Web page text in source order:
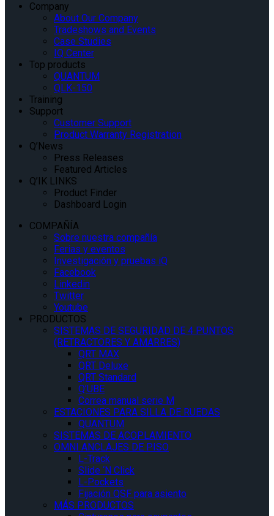
Company
About Our Company
Tradeshows and Events
Case Studies
IQ Center
Top products
QUANTUM
QLK-150
Training
Support
Customer Support
Product Warranty Registration
Q’News
Press Releases
Featured Articles
Q’IK LINKS
Product Finder
Dashboard Login
COMPAÑÍA
Sobre nuestra compañía
Ferias y eventos
Investigación y pruebas iQ
Facebook
Linkedin
Twitter
Youtube
PRODUCTOS
SISTEMAS DE SEGURIDAD DE 4 PUNTOS
(RETRACTORES Y AMARRES)
QRT MAX
QRT Deluxe
QRT Standard
Q’UBE
Correa manual serie M
ESTACIONES PARA SILLA DE RUEDAS
QUANTUM
SISTEMAS DE ACOPLAMIENTO
OMNI ANCLAJES DE PISO
L-Track
Slide ‘N Click
L-Pockets
Fijación QSF para asiento
MÁS PRODUCTOS